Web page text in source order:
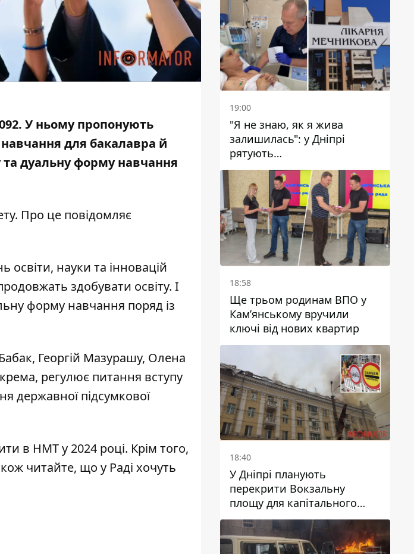
У ньому пропонують
для бакалавра й
та дуальну форму навчання
Про це повідомляє
освіти, науки та інновацій
здобувати освіту. І
форму навчання поряд із
Георгій Мазурашу, Олена
регулює питання вступу
державної підсумкової
в НМТ у 2024 році. Крім того,
читайте, що у Раді хочуть
19:00
"Я не знаю, як я жива
залишилась": у Дніпрі
рятують
військовослужбовицю та
мати чотирьох дітей, яку
поранив КАБ
18:58
Ще трьом родинам ВПО у
Кам’янському вручили
ключі від нових квартир
18:40
У Дніпрі планують
перекрити Вокзальну
площу для капітального
ремонту будинку, в який
влучила ворожа ракета: які
терміни